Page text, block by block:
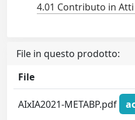
4.01 Contributo in
File in questo prodotto:
File
AIxIA2021-METABP.pdf